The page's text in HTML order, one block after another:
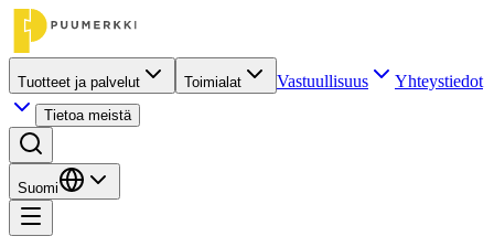
Tuotteet ja palvelut Toimialat Vastuullisuus Yhteystiedot
Tietoa meistä
Suomi